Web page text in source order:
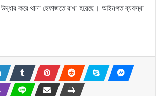
উদ্ধার করে থানা হেফাজতে রাখা হয়েছে। আইনগত ব্যবস্থা